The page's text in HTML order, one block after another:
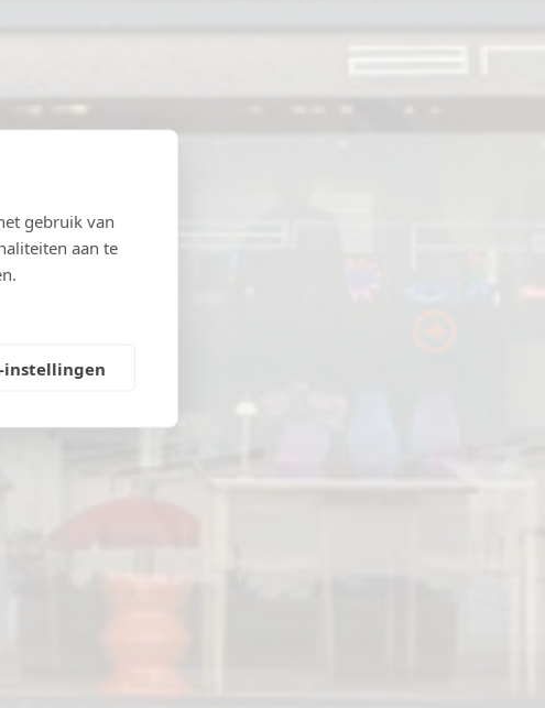
gebruik van
aan te
instellingen